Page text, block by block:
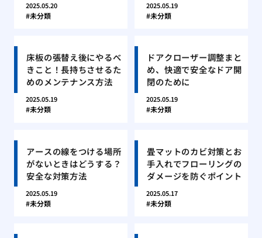
2025.05.20
未分類
2025.05.19
未分類
床板の張替え後にやるべ
きこと！長持ちさせるた
めのメンテナンス方法
2025.05.19
未分類
ドアクローザー調整まと
め、快適で安全なドア開
閉のために
2025.05.19
未分類
アースの線をつける場所
がないときはどうする？
安全な対策方法
2025.05.19
未分類
畳マットのカビ対策とお
手入れでフローリングの
ダメージを防ぐポイント
2025.05.17
未分類